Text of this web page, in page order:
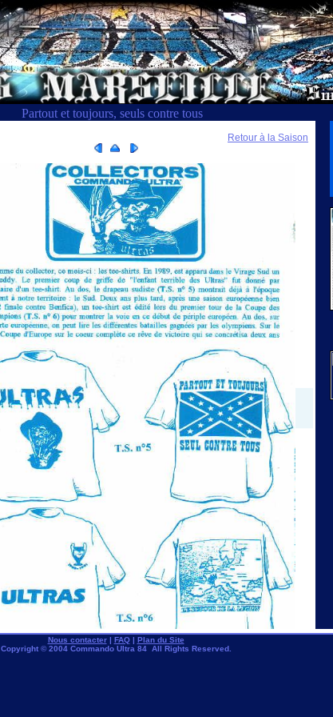
Partout et toujours, seuls contre tous
Retour à la Saison
Nous contacter| FAQ| Plan du Site
Copyright © 2004 Commando Ultra 84 All Rights Reserved.